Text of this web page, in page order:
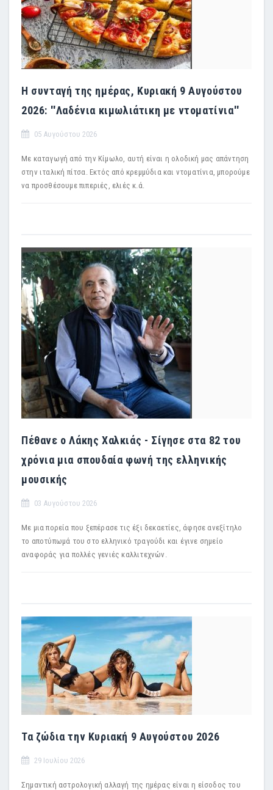
Η συνταγή της ημέρας, Κυριακή 9 Αυγούστου
2026: ''Λαδένια κιμωλιάτικη με ντοματίνια''
05 Αυγούστου 2026
Με καταγωγή από την Κίμωλο, αυτή είναι η ολοδική μας απάντηση
στην ιταλική πίτσα. Εκτός από κρεμμύδια και ντοματίνια, μπορούμε
να προσθέσουμε πιπεριές, ελιές κ.ά.
Πέθανε ο Λάκης Χαλκιάς - Σίγησε στα 82 του
χρόνια μια σπουδαία φωνή της ελληνικής
μουσικής
03 Αυγούστου 2026
Με μια πορεία που ξεπέρασε τις έξι δεκαετίες, άφησε ανεξίτηλο
το αποτύπωμά του στο ελληνικό τραγούδι και έγινε σημείο
αναφοράς για πολλές γενιές καλλιτεχνών.
Τα ζώδια την Κυριακή 9 Αυγούστου 2026
29 Ιουλίου 2026
Σημαντική αστρολογική αλλαγή της ημέρας είναι η είσοδος του